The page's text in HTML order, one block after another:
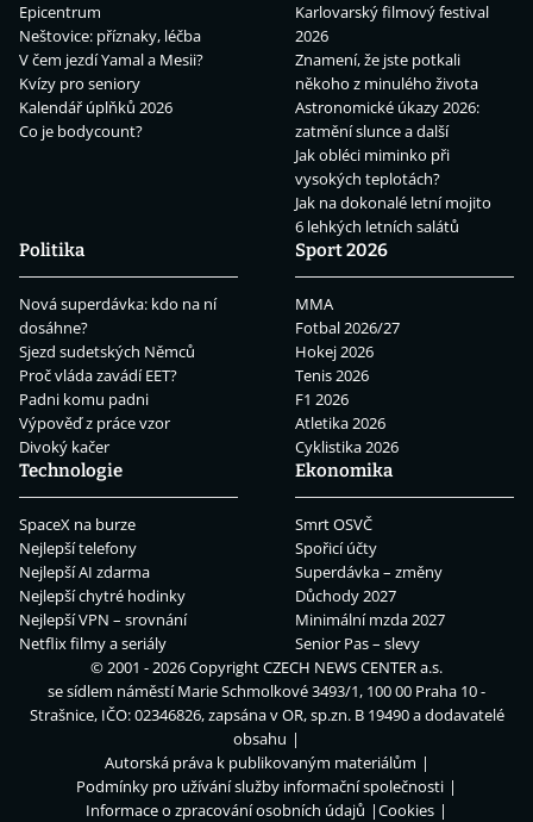
Epicentrum
Neštovice: příznaky, léčba
V čem jezdí Yamal a Mesii?
Kvízy pro seniory
Kalendář úplňků 2026
Co je bodycount?
Karlovarský filmový festival
2026
Znamení, že jste potkali
někoho z minulého života
Astronomické úkazy 2026:
zatmění slunce a další
Jak obléci miminko při
vysokých teplotách?
Jak na dokonalé letní mojito
6 lehkých letních salátů
Politika
Nová superdávka: kdo na ní
dosáhne?
Sjezd sudetských Němců
Proč vláda zavádí EET?
Padni komu padni
Výpověď z práce vzor
Divoký kačer
Sport 2026
MMA
Fotbal 2026/27
Hokej 2026
Tenis 2026
F1 2026
Atletika 2026
Cyklistika 2026
Technologie
SpaceX na burze
Nejlepší telefony
Nejlepší AI zdarma
Nejlepší chytré hodinky
Nejlepší VPN – srovnání
Netflix filmy a seriály
Ekonomika
Smrt OSVČ
Spořicí účty
Superdávka – změny
Důchody 2027
Minimální mzda 2027
Senior Pas – slevy
© 2001 - 2026 CopyrightCZECH NEWS CENTER a.s.
se sídlem náměstí Marie Schmolkové 3493/1, 100 00 Praha 10 -
Strašnice, IČO: 02346826, zapsána v OR, sp.zn. B 19490 a dodavatelé
obsahu
Autorská práva k publikovaným materiálům
Podmínky pro užívání služby informační společnosti
Informace o zpracování osobních údajů
Cookies